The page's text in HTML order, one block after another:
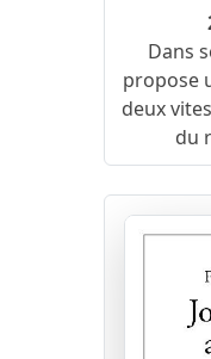
Dans
propose
deux
du